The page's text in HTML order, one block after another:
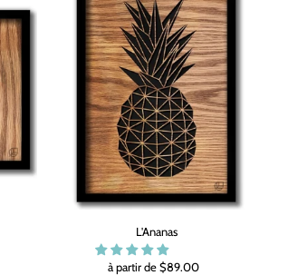
L'Ananas
à partir de $89.00